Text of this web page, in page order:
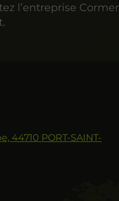
l’entreprise
44710 PORT-SAINT-